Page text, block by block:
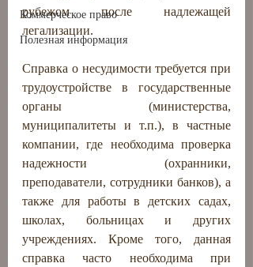
Коммерческое право
Полезная информация
рубежом после надлежащей
легализации.
Справка о несудимости требуется при
трудоустройстве в государственные
органы (министерства,
муниципалитеты и т.п.), в частные
компании, где необходима проверка
надежности (охранники,
преподаватели, сотрудники банков), а
также для работы в детских садах,
школах, больницах и других
учреждениях. Кроме того, данная
справка часто необходима при